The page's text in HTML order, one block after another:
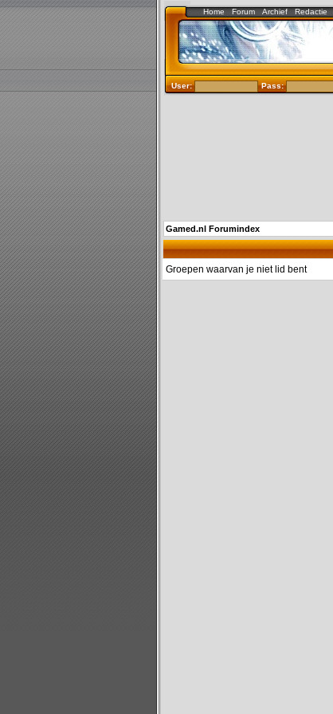
Home Forum Archief Redactie
User: Pass:
Gamed.nl Forumindex
Groepen waarvan je niet lid bent